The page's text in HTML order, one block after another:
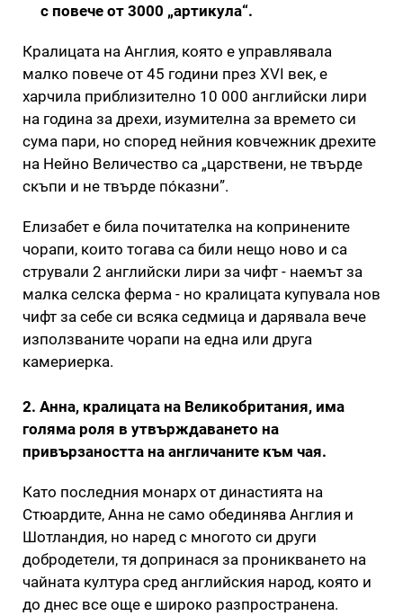
с повече от 3000 „артикула“.
Кралицата на Англия, която е управлявала
малко повече от 45 години през XVI век, е
харчила приблизително 10 000 английски лири
на година за дрехи, изумителна за времето си
сума пари, но според нейния ковчежник дрехите
на Нейно Величество са „царствени, не твърде
скъпи и не твърде пóказни”.
Елизабет е била почитателка на копринените
чорапи, които тогава са били нещо ново и са
стрували 2 английски лири за чифт - наемът за
малка селска ферма - но кралицата купувала нов
чифт за себе си всяка седмица и дарявала вече
използваните чорапи на една или друга
камериерка.
2. Анна, кралицата на Великобритания, има
голяма роля в утвърждаването на
привързаността на англичаните към чая.
Като последния монарх от династията на
Стюардите, Анна не само обединява Англия и
Шотландия, но наред с многото си други
добродетели, тя допринася за проникването на
чайната култура сред английския народ, която и
до днес все още е широко разпространена.